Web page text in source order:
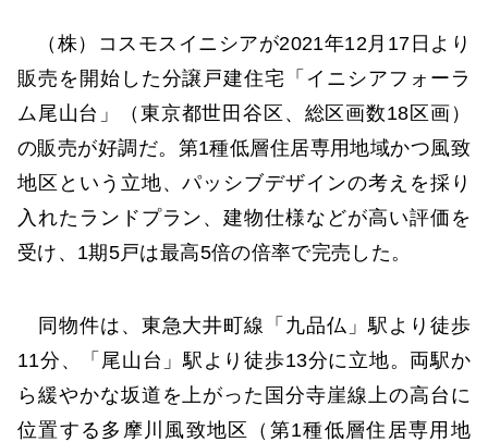
（株）コスモスイニシアが2021年12月17日より
販売を開始した分譲戸建住宅「イニシアフォーラ
ム尾山台」（東京都世田谷区、総区画数18区画）
の販売が好調だ。第1種低層住居専用地域かつ風致
地区という立地、パッシブデザインの考えを採り
入れたランドプラン、建物仕様などが高い評価を
受け、1期5戸は最高5倍の倍率で完売した。
同物件は、東急大井町線「九品仏」駅より徒歩
11分、「尾山台」駅より徒歩13分に立地。両駅か
ら緩やかな坂道を上がった国分寺崖線上の高台に
位置する多摩川風致地区（第1種低層住居専用地